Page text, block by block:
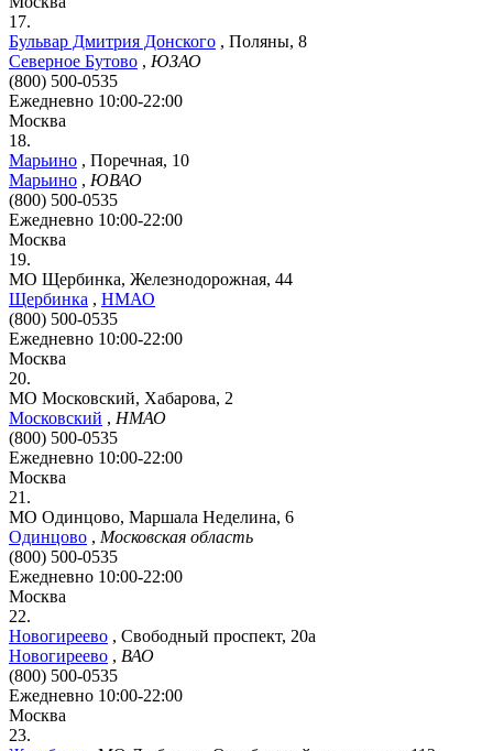
17.
Бульвар Дмитрия Донского , Поляны, 8
Северное Бутово , ЮЗАО
(800) 500-0535
Ежедневно 10:00-22:00
Москва
18.
Марьино , Поречная, 10
Марьино , ЮВАО
(800) 500-0535
Ежедневно 10:00-22:00
Москва
19.
МО Щербинка, Железнодорожная, 44
Щербинка , НМАО
(800) 500-0535
Ежедневно 10:00-22:00
Москва
20.
МО Московский, Хабарова, 2
Московский , НМАО
(800) 500-0535
Ежедневно 10:00-22:00
Москва
21.
МО Одинцово, Маршала Неделина, 6
Одинцово , Московская область
(800) 500-0535
Ежедневно 10:00-22:00
Москва
22.
Новогиреево , Свободный проспект, 20а
Новогиреево , ВАО
(800) 500-0535
Ежедневно 10:00-22:00
Москва
23.